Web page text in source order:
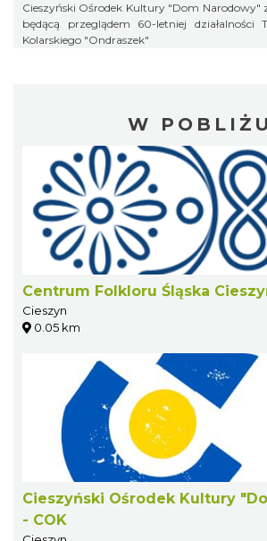
Cieszyński Ośrodek Kultury "Dom Narodowy"
będącą przeglądem 60-letniej działalności
Kolarskiego "Ondraszek"
W POBLIŻU
Centrum Folkloru Śląska
Cieszyn
0.05 km
Cieszyński Ośrodek Kultury
- COK